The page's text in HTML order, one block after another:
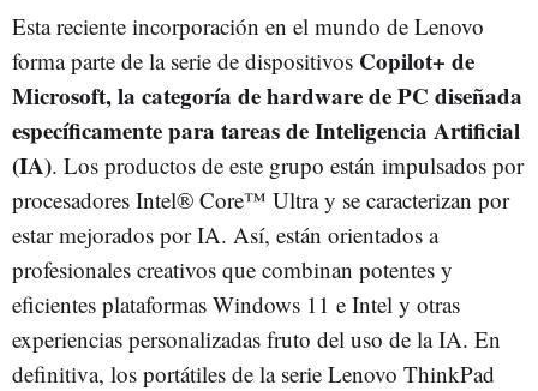
Esta reciente incorporación en el mundo de Lenovo
forma parte de la serie de dispositivos Copilot+ de
Microsoft, la categoría de hardware de PC diseñada
específicamente para tareas de Inteligencia Artificial
(IA). Los productos de este grupo están impulsados por
procesadores Intel® Core™ Ultra y se caracterizan por
estar mejorados por IA. Así, están orientados a
profesionales creativos que combinan potentes y
eficientes plataformas Windows 11 e Intel y otras
experiencias personalizadas fruto del uso de la IA. En
definitiva, los portátiles de la serie Lenovo ThinkPad